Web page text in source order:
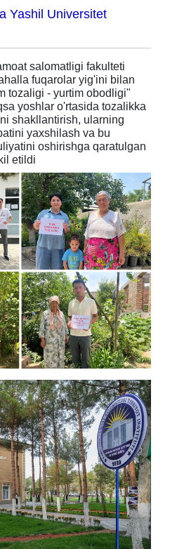
Yashil Universitet
salomatligi fakulteti
fuqarolar yig'ini bilan
tozaligi - yurtim obodligi"
yoshlar o'rtasida tozalikka
shakllantirish, ularning
yaxshilash va bu
oshirishga qaratulgan
etildi